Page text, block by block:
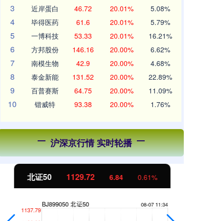
3 近岸蛋白 46.72 20.01% 5.08%
4 毕得医药 61.6 20.01% 5.79%
5 一博科技 53.33 20.01% 16.21%
6 方邦股份 146.16 20.00% 6.62%
7 南模生物 42.9 20.00% 4.68%
8 泰金新能 131.52 20.00% 22.89%
9 百普赛斯 64.75 20.00% 11.09%
10 锴威特 93.38 20.00% 1.76%
沪深京行情 实时轮播
北证50 1129.72 6.84 0.61%